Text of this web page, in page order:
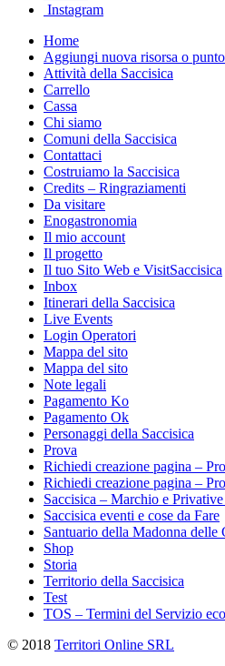
Instagram
Home
Aggiungi nuova risorsa o
Attività della Saccisica
Carrello
Cassa
Chi siamo
Comuni della Saccisica
Contattaci
Costruiamo la Saccisica
Credits – Ringraziamenti
Da visitare
Enogastronomia
Il mio account
Il progetto
Il tuo Sito Web e VisitSaccisica
Inbox
Itinerari della Saccisica
Live Events
Login Operatori
Mappa del sito
Mappa del sito
Note legali
Pagamento Ko
Pagamento Ok
Personaggi della Saccisica
Prova
Richiedi creazione pagina –
Richiedi creazione pagina –
Saccisica – Marchio e
Saccisica eventi e cose da Fare
Santuario della Madonna delle
Shop
Storia
Territorio della Saccisica
Test
TOS – Termini del Servizio
© 2018 Territori Online SRL